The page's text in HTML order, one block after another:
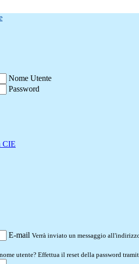
Nome Utente
Password
CIE
E-mail Verrà inviato un messaggio
utente? Effettua il reset della password